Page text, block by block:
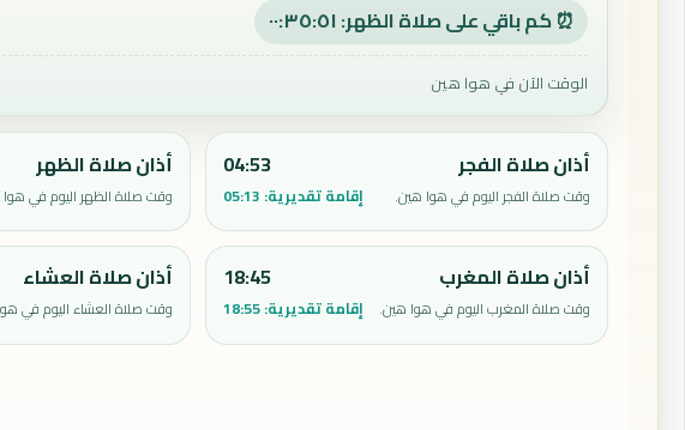
⏰ كم باقي على صلاة الظهر: ٠٠:٣٥:٥٠
الوقت الآن في هوا هين
أذان صلاة الفجر
وقت صلاة الفجر اليوم في هوا هين.
04:53
إقامة تقديرية: 05:13
أذان صلاة الظهر
وقت صلاة الظهر اليوم في
أذان صلاة المغرب
وقت صلاة المغرب اليوم في هوا هين.
18:45
إقامة تقديرية:18:55
أذان صلاة العشاء
وقت صلاة العشاء اليوم في